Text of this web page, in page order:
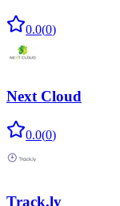
0.0(0)
Next Cloud
0.0(0)
Track.ly